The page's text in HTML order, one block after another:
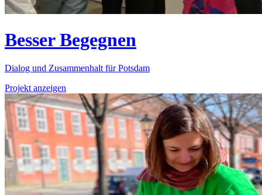
Besser Begegnen
Dialog und Zusammenhalt für Potsdam
Projekt anzeigen